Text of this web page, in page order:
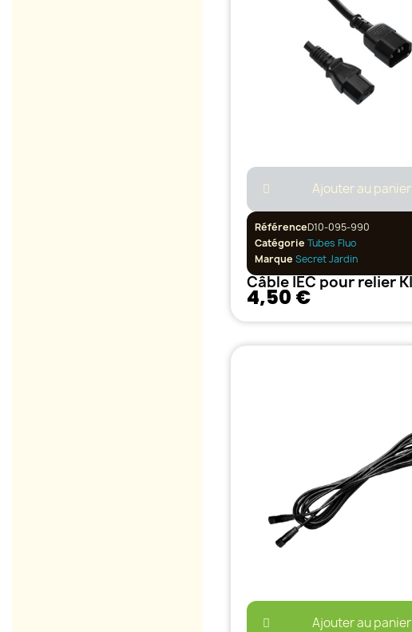
Ajouter au panier
RéférenceD10-095-990
Catégorie Tubes Fluo
Marque Secret Jardin
4,50 €
Ajouter au panier